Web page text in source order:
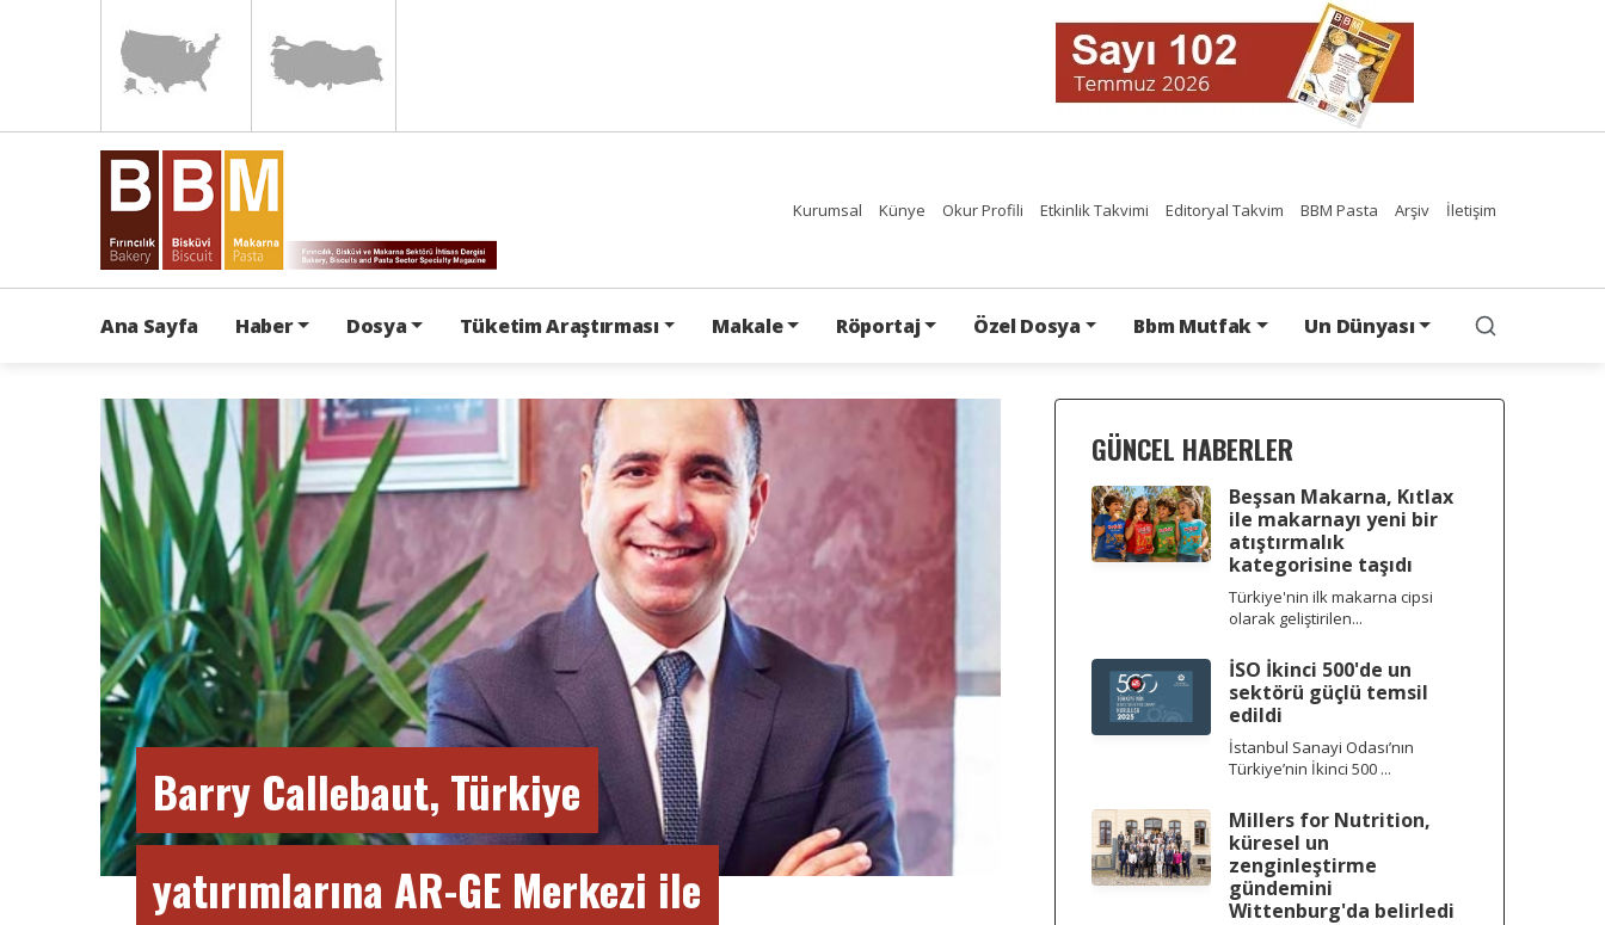
Kurumsal Künye Okur Profili Etkinlik Takvimi Editoryal Takvim BBM Pasta Arşiv İletişim
Ana Sayfa Haber Dosya Tüketim Araştırması Makale Röportaj Özel Dosya Bbm Mutfak Un Dünyası
Barry Callebaut, Türkiye
yatırımlarına AR-GE Merkezi ile
GÜNCEL HABERLER
Beşsan Makarna, Kıtlax
ile makarnayı yeni bir
atıştırmalık
kategorisine taşıdı
Türkiye'nin ilk makarna cipsi
olarak geliştirilen...
İSO İkinci 500'de un
sektörü güçlü temsil
edildi
İstanbul Sanayi Odası’nın
Türkiye’nin İkinci 500 ...
Millers for Nutrition,
küresel un
zenginleştirme
gündemini
Wittenburg'da belirledi